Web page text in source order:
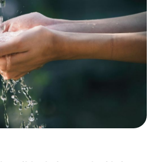
A VZTAHY
PORADNA